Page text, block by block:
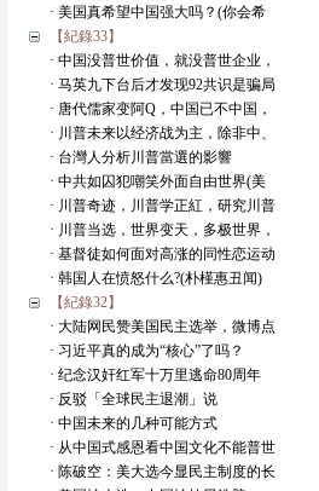
· 美国真希望中国强大吗？(你会希
【紀錄33】
· 中国没普世价值，就没普世企业，
· 马英九下台后才发现92共识是骗局
· 唐代儒家变阿Q，中国已不中国，
· 川普未来以经济战为主，除非中、
· 台灣人分析川普當選的影響
· 中共如囚犯嘲笑外面自由世界(美
· 川普奇迹，川普学正紅，研究川普
· 川普当选，世界变天，多极世界，
· 基督徒如何面对高涨的同性恋运动
· 韩国人在愤怒什么?(朴槿惠丑闻)
【紀錄32】
· 大陆网民赞美国民主选举，微博点
· 习近平真的成为“核心”了吗？
· 纪念汉奸红军十万里逃命80周年
· 反驳「全球民主退潮」说
· 中国未来的几种可能方式
· 从中国式感恩看中国文化不能普世
· 陈破空：美大选今显民主制度的长